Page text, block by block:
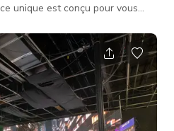
unique est conçu pour vous
luxuriantes et des
qui créent un environnement
la vie urbaine et la nature. Des
naturels renforcent encore